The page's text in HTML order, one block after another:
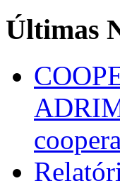
Últimas